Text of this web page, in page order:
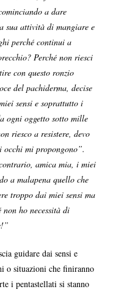
a dare
sua attività di mangiare e
perché continui a
Perché non riesci
con questo ronzio
del pachiderma, decise
sensi e soprattutto i
ogni oggetto sotto mille
riesco a resistere, devo
occhi mi propongono”.
amica mia, i miei
a malapena quello che
troppo dai miei sensi ma
ho necessità di
guidare dai sensi e
o situazioni che finiranno
i pentastellati si stanno